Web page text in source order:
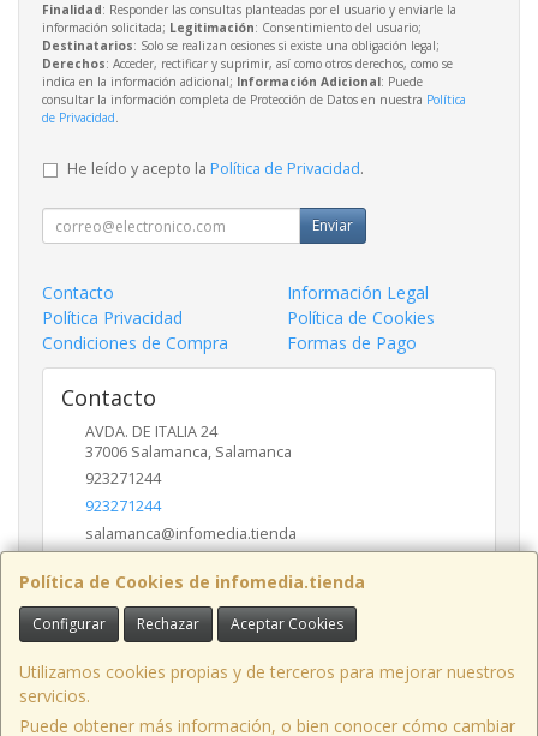
Política de Cookies de infomedia.tienda
Configurar Rechazar Aceptar Cookies
Utilizamos cookies propias y de terceros para mejorar nuestros
servicios.
Puede obtener más información, o bien conocer cómo cambiar
Finalidad: Responder las consultas planteadas por el usuario y enviarle la
información solicitada; Legitimación: Consentimiento del usuario;
Destinatarios: Solo se realizan cesiones si existe una obligación legal;
Derechos: Acceder, rectificar y suprimir, así como otros derechos, como se
indica en la información adicional; Información Adicional: Puede
consultar la información completa de Protección de Datos en nuestra Política
de Privacidad.
He leído y acepto la Política de Privacidad.
Enviar
Contacto
Información Legal
Política Privacidad
Política de Cookies
Condiciones de Compra
Formas de Pago
Contacto
AVDA. DE ITALIA 24
37006 Salamanca, Salamanca
923271244
923271244
salamanca@infomedia.tienda
Horario
11 a 14 y de 17 a 20